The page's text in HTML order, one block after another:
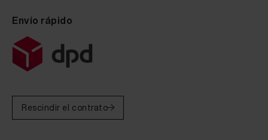
Envío rápido
Rescindir el contrato